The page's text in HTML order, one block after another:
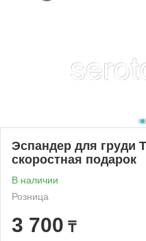
Эспандер для груди
скоростная подарок
В наличии
Розница
3 700 ₸